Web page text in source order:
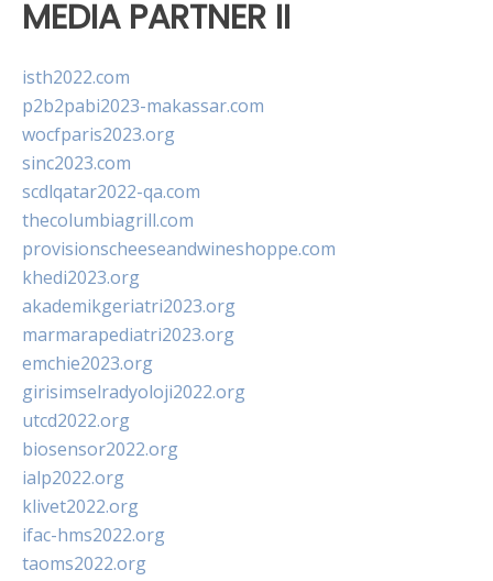
MEDIA PARTNER II
isth2022.com
p2b2pabi2023-makassar.com
wocfparis2023.org
sinc2023.com
scdlqatar2022-qa.com
thecolumbiagrill.com
provisionscheeseandwineshoppe.com
khedi2023.org
akademikgeriatri2023.org
marmarapediatri2023.org
emchie2023.org
girisimselradyoloji2022.org
utcd2022.org
biosensor2022.org
ialp2022.org
klivet2022.org
ifac-hms2022.org
taoms2022.org